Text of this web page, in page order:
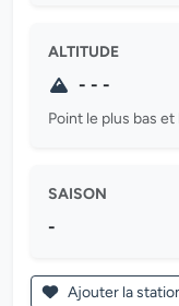
ALTITUDE
- - -
Point le plus bas
SAISON
-
Ajouter la